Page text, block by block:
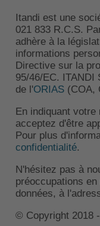
Itandi est une
021 833 R.C.S.
adhère à la
informations
Directive sur la
95/46/EC. ITANDI
de l'ORIAS(COA,
En indiquant
acceptez d'être
Pour plus
confidentialité.
N'hésitez pas à
préoccupations
données, à
© Copyright 2018